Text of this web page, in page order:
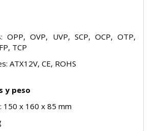
OPP, OVP, UVP, SCP, OCP, OTP,
TCP
ATX12V, CE, ROHS
y peso
150 x 160 x 85 mm